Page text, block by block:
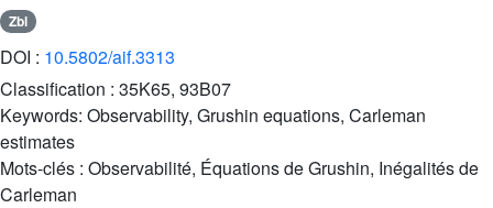
Zbl
DOI : 10.5802/aif.3313
Classification : 35K65, 93B07
Keywords: Observability, Grushin equations, Carleman
estimates
Mots-clés : Observabilité, Équations de Grushin, Inégalités de
Carleman